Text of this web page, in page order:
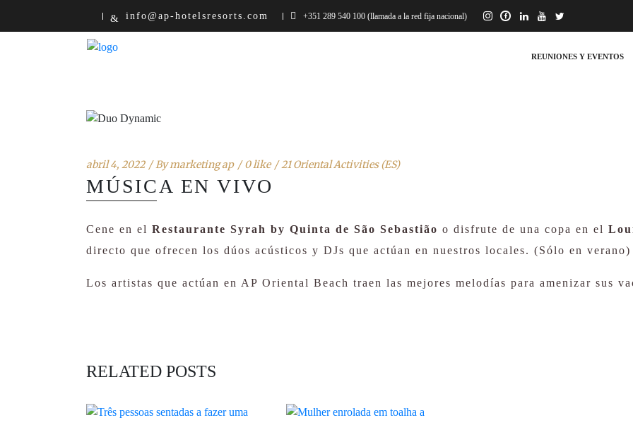
info@ap-hotelsresorts.com +351 289 540 100 (llamada a la red fija nacional)
REUNIONES Y EVENTOS
abril 4, 2022 Bymarketing ap 0 like 21 Oriental Activities (ES)
MÚSICA EN VIVO
Cene en el Restaurante Syrah by Quinta de São Sebastião o disfrute de una copa en el
directo que ofrecen los dúos acústicos y DJs que actúan en nuestros locales. (Sólo en verano)
Los artistas que actúan en AP Oriental Beach traen las mejores melodías para amenizar sus
RELATED POSTS